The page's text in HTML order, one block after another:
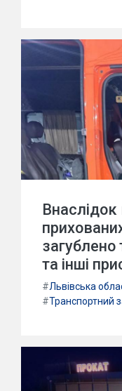
та інші
#Львівська
#Транспортний